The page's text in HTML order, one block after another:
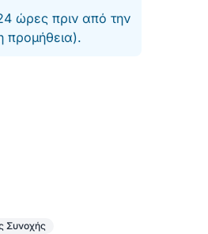
ώρες πριν από την
προμήθεια).
Συνοχής